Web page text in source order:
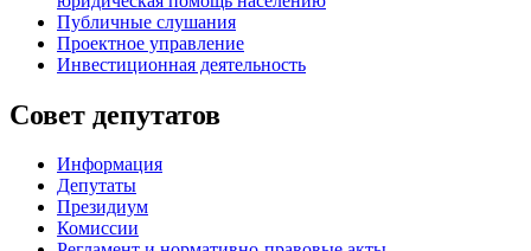
Публичные слушания
Проектное управление
Инвестиционная деятельность
Совет депутатов
Информация
Депутаты
Президиум
Комиссии